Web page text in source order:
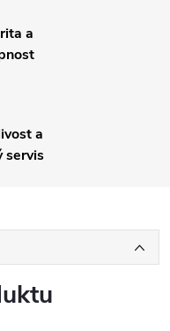
a
a
servis